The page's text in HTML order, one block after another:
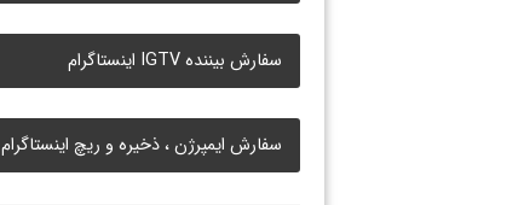
سفارش بیننده IGTV اینستاگرام
سفارش ایمپرژن ، ذخیره و ریچ اینستاگرام